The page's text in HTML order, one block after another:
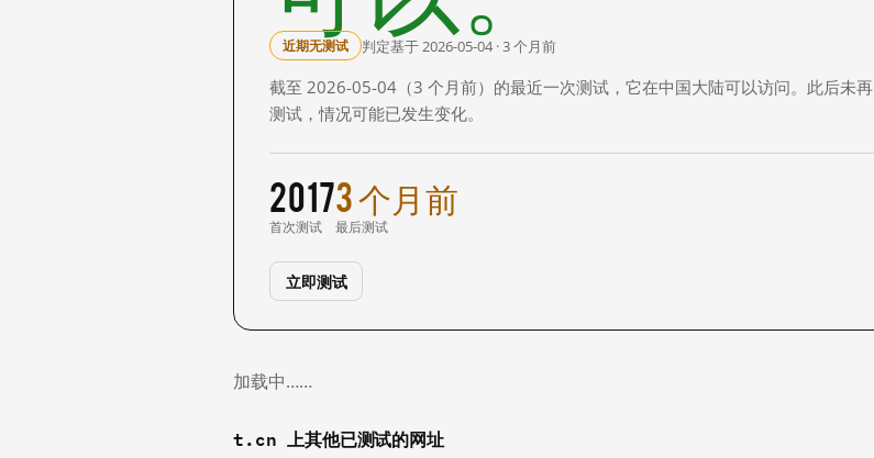
近期无测试 判定基于 2026-05-04 · 3 个月前
截至 2026-05-04（3 个月前）的最近一次测试，它在中国大陆可以访问。此后未再
测试，情况可能已发生变化。
2017
首次测试
3 个月前
最后测试
立即测试
加载中……
t.cn 上其他已测试的网址